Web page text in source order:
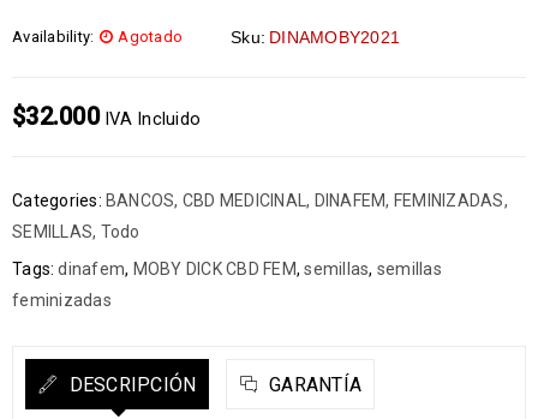
Availability: Agotado Sku: DINAMOBY2021
$32.000 IVA Incluido
Categories: BANCOS, CBD MEDICINAL , DINAFEM, FEMINIZADAS,
SEMILLAS, Todo
Tags: dinafem, MOBY DICK CBD FEM,semillas, semillas
feminizadas
DESCRIPCIÓN GARANTÍA